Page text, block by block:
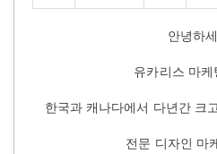
안녕하
유카리스 마케
한국과 캐나다에서 다년간 크
전문 디자인 마